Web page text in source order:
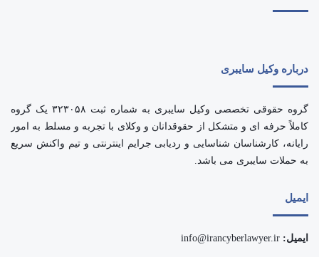
درباره وکیل سایبری
گروه حقوقی تخصصی وکیل سایبری به شماره ثبت ۳۲۳۰۵۸ یک گروه
کاملاً حرفه ای و متشکل از حقوقدانان و وکلای با تجربه و مسلط به امور
رایانه، کارشناسان شناسایی و ردیابی جرایم اینترنتی و تیم واکنش سریع
به حملات سایبری می باشد.
ایمیل
ایمیل: info@irancyberlawyer.ir